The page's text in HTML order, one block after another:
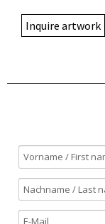
Inquire artwork